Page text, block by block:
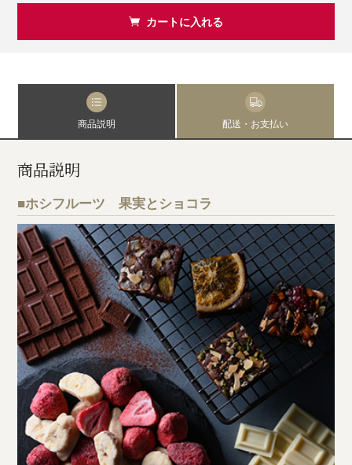
カートに入れる
商品説明 配送・お支払い
商品説明
■ホシフルーツ 果実とショコラ